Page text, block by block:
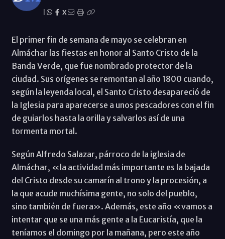
X
El primer fin de semana de mayo se celebran en
Almáchar las fiestas en honor al Santo Cristo de la
Banda Verde, que fue nombrado protector de la
ciudad. Sus orígenes se remontan al año 1800 cuando,
según la leyenda local, el Santo Cristo desapareció de
la Iglesia para aparecerse a unos pescadores con el fin
de guiarlos hasta la orilla y salvarlos así de una
tormenta mortal.
Según Alfredo Salazar, párroco de la iglesia de
Almáchar, «la actividad más importante es la bajada
del Cristo desde su camarín al trono y la procesión, a
la que acude muchísima gente, no solo del pueblo,
sino también de fuera». Además, este año «vamos a
intentar que se una más gente a la Eucaristía, que la
teníamos el domingo por la mañana, pero este año